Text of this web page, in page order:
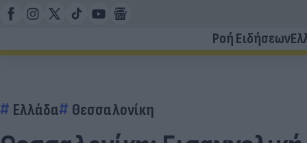
Ροή Ειδήσεων
Ελλάδα Θεσσαλονίκη